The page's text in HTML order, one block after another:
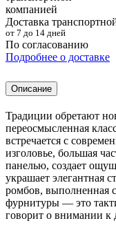
Доставка
от 7 до 14 дней
По согласованию
Подробнее о доставке
Описание
Традиции обретают
переосмысленная
встречается с
изголовье, большая
панелью, создает
украшает элегантная
ромбов, выполненная
фурнитуры — это
говорит о внимании к